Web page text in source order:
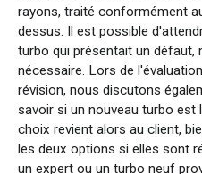
rayons, traité conformément
dessus. Il est possible
turbo qui présentait un défaut,
nécessaire. Lors de
révision, nous discutons
savoir si un nouveau turbo
choix revient alors au client,
les deux options si elles sont
un expert ou un turbo neuf